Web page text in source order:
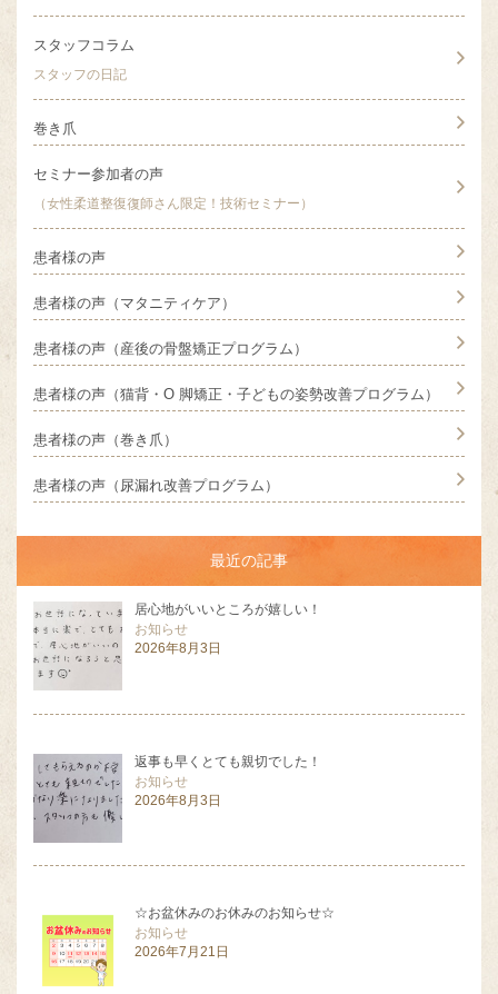
スタッフコラム
スタッフの日記
巻き爪
セミナー参加者の声
（女性柔道整復復師さん限定！技術セミナー）
患者様の声
患者様の声（マタニティケア）
患者様の声（産後の骨盤矯正プログラム）
患者様の声（猫背・O 脚矯正・子どもの姿勢改善プログラム）
患者様の声（巻き爪）
患者様の声（尿漏れ改善プログラム）
最近の記事
居心地がいいところが嬉しい！
お知らせ
2026年8月3日
返事も早くとても親切でした！
お知らせ
2026年8月3日
☆お盆休みのお休みのお知らせ☆
お知らせ
2026年7月21日